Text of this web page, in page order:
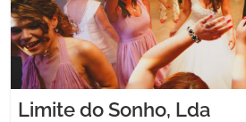
Limite do Sonho, Lda